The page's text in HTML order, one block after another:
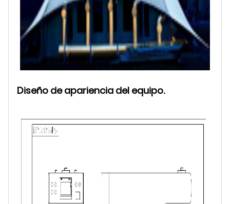
Diseño de apariencia del equipo.